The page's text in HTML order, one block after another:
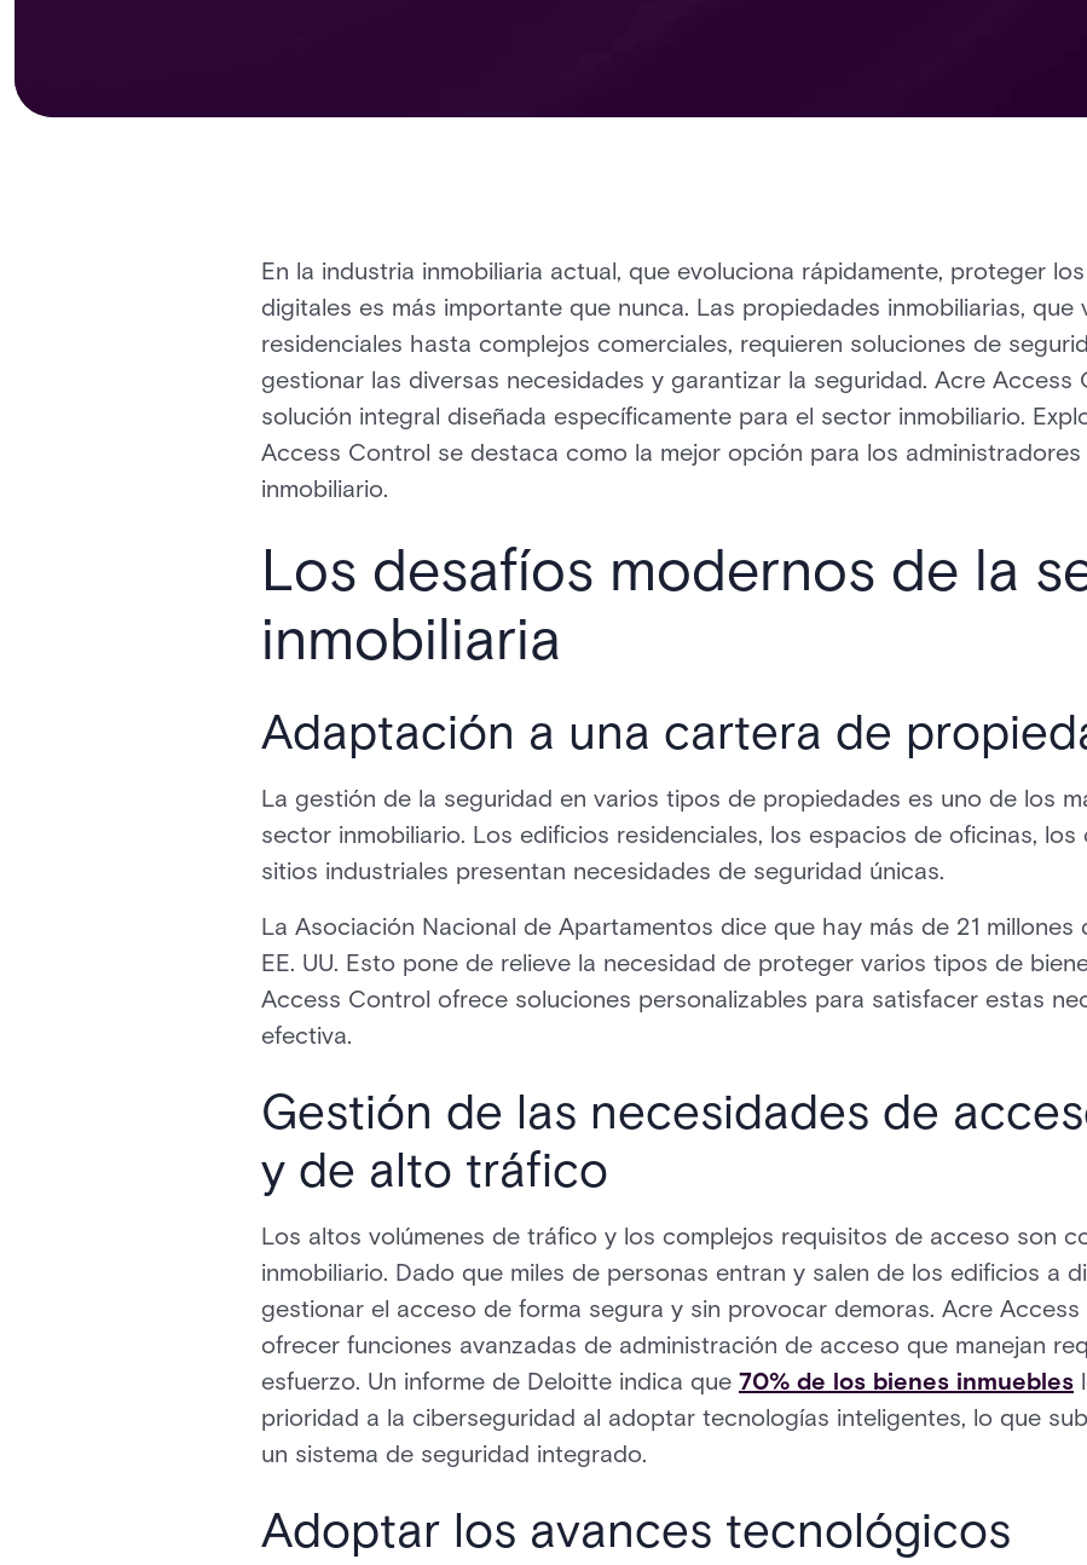
En la industria inmobiliaria actual, que evoluciona rápidamente, proteger
digitales es más importante que nunca. Las propiedades inmobiliarias, que
residenciales hasta complejos comerciales, requieren soluciones de
gestionar las diversas necesidades y garantizar la seguridad. Acre Access
solución integral diseñada específicamente para el sector inmobiliario.
Access Control se destaca como la mejor opción para los
inmobiliario.
Los desafíos modernos de la
inmobiliaria
Adaptación a una cartera de
La gestión de la seguridad en varios tipos de propiedades es uno de los
sector inmobiliario. Los edificios residenciales, los espacios de oficinas,
sitios industriales presentan necesidades de seguridad únicas.
La Asociación Nacional de Apartamentos dice que hay más de 21
EE. UU. Esto pone de relieve la necesidad de proteger varios tipos de
Access Control ofrece soluciones personalizables para satisfacer estas
efectiva.
Gestión de las necesidades de
y de alto tráfico
Los altos volúmenes de tráfico y los complejos requisitos de acceso son
inmobiliario. Dado que miles de personas entran y salen de los edificios a
gestionar el acceso de forma segura y sin provocar demoras. Acre
ofrecer funciones avanzadas de administración de acceso que manejan
esfuerzo. Un informe de Deloitte indica que 70% de los bienes inmuebles
prioridad a la ciberseguridad al adoptar tecnologías inteligentes, lo que
un sistema de seguridad integrado.
Adoptar los avances tecnológicos